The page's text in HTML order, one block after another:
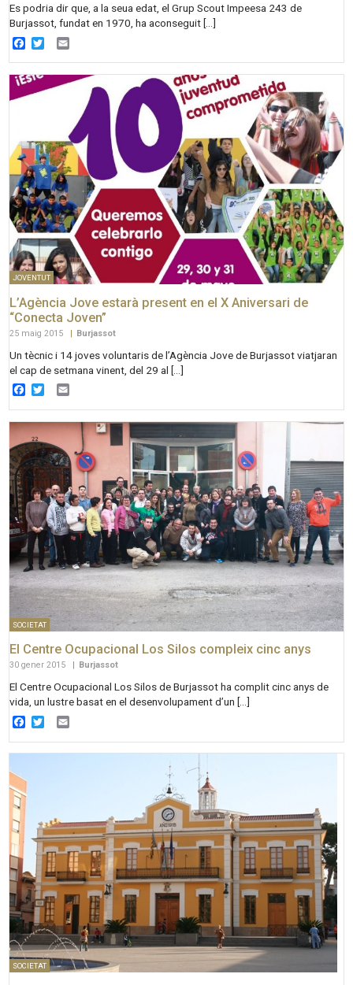
Es podria dir que, a la seua edat, el Grup Scout Impeesa 243 de
Burjassot, fundat en 1970, ha aconseguit […]
Facebook
Twitter
JOVENTUT
L’Agència Jove estarà present en el X Aniversari de
“Conecta Joven”
25 maig 2015 | Burjassot
Un tècnic i 14 joves voluntaris de l’Agència Jove de Burjassot viatjaran
el cap de setmana vinent, del 29 al […]
Facebook
Twitter
SOCIETAT
El Centre Ocupacional Los Silos compleix cinc anys
30 gener 2015 Burjassot
El Centre Ocupacional Los Silos de Burjassot ha complit cinc anys de
vida, un lustre basat en el desenvolupament d’un […]
Facebook
Twitter
SOCIETAT